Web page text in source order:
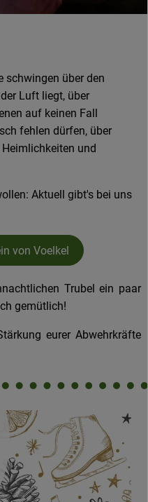
schwingen über den
Luft liegt, über
auf keinen Fall
fehlen dürfen, über
und
Aktuell gibt's bei uns
von Voelkel
Trubel ein paar
gemütlich!
eurer Abwehrkräfte